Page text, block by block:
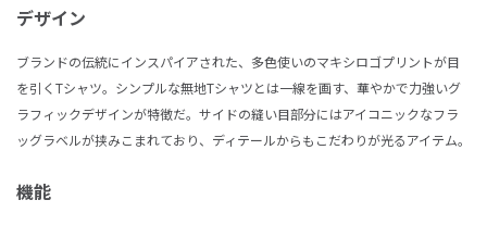
デザイン
ブランドの伝統にインスパイアされた、多色使いのマキシロゴプリントが目
を引くTシャツ。シンプルな無地Tシャツとは一線を画す、華やかで力強いグ
ラフィックデザインが特徴だ。サイドの縫い目部分にはアイコニックなフラ
ッグラベルが挟みこまれており、ディテールからもこだわりが光るアイテム。
機能